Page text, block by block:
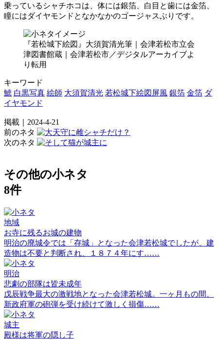
乗っているシャチホコは、体には銀箔、白目と歯には金箔、
瞳にはダイヤモンドとなかなかのゴージャスぶりです。
『若松城下絵図』大須賀清光筆｜会津若松市立会
津図書館蔵｜会津若松市／デジタルアーカイブよ
り転用
キーワード
鯱 白黒写真 絵師 大須賀清光 若松城下絵図屏風 銀箔 金箔 ダ
イヤモンド
掲載｜2024-4-21
前のネタ
次のネタ
その他の小ネタ
8件
地域
お寺に残るお城の建物
明治の廃城令では「存城」となった会津若松城でしたが、建
造物は不要と判断され、１８７４年にす……
明治
悲劇の部隊は皆未成年
戊辰戦争最大の激戦地となった会津若松城。一ヶ月もの間、
新政府軍の砲弾を受け続けて激しく損傷……
城主
殿様は将軍の隠し子